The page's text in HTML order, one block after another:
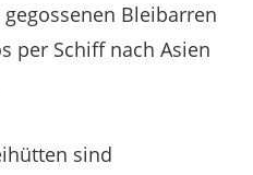
Bleibarren
per Schiff nach Asien
sind